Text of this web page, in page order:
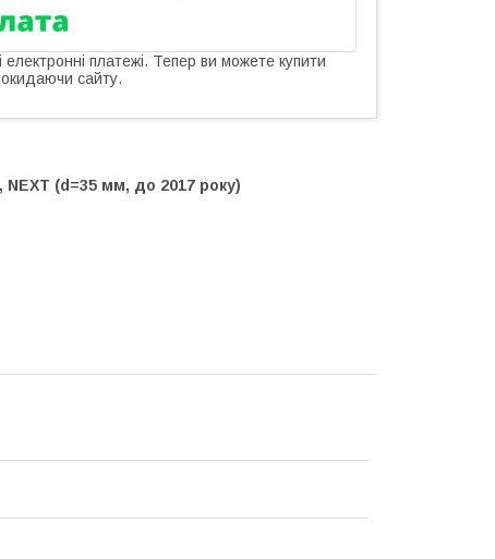
електронні платежі. Тепер ви можете купити
сайту.
NEXT (d=35 мм, до 2017 року)